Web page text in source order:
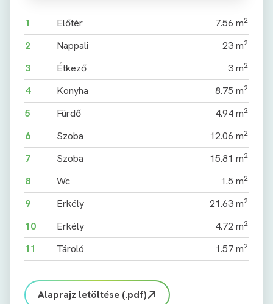
1 Előtér 7.56 m2
2 Nappali 23 m2
3 Étkező 3 m2
4 Konyha 8.75 m2
5 Fürdő 4.94 m2
6 Szoba 12.06 m2
7 Szoba 15.81 m2
8 Wc 1.5 m2
9 Erkély 21.63 m2
10 Erkély 4.72 m2
11 Tároló 1.57 m2
Alaprajz letöltése (.pdf)